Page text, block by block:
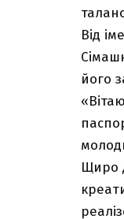
Від
його
Щиро